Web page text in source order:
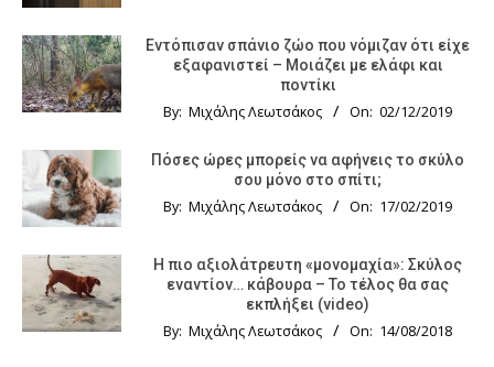
Εντόπισαν σπάνιο ζώο που νόμιζαν ότι είχε
εξαφανιστεί – Μοιάζει με ελάφι και
ποντίκι
By: Μιχάλης Λεωτσάκος On: 02/12/2019
Πόσες ώρες μπορείς να αφήνεις το σκύλο
σου μόνο στο σπίτι;
By: Μιχάλης Λεωτσάκος On: 17/02/2019
Η πιο αξιολάτρευτη «μονομαχία»: Σκύλος
εναντίον… κάβουρα – Το τέλος θα σας
εκπλήξει (video)
By: Μιχάλης Λεωτσάκος On: 14/08/2018